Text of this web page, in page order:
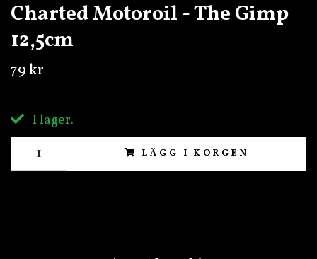
Charted Motoroil - The Gimp
12,5cm
79 kr
I lager.
LÄGG I KORGEN